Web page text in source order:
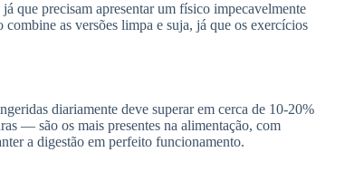
já que precisam apresentar um físico impecavelmente
as versões limpa e suja, já que os exercícios
diariamente deve superar em cerca de 10-20%
— são os mais presentes na alimentação, com
a digestão em perfeito funcionamento.